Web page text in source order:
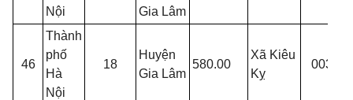
Nội
Gia Lâm
46
Thành
phố
Hà
Nội
18
Huyện
Gia Lâm
580.00
Xã Kiêu
Kỵ
003